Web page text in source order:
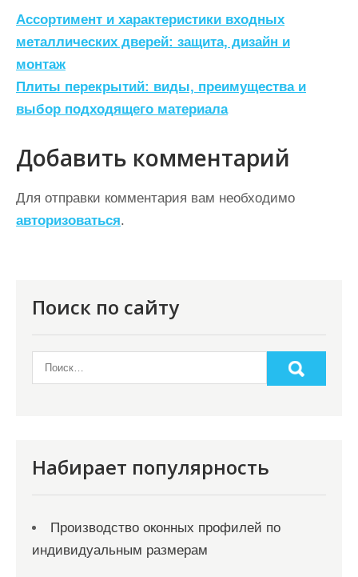
Н
а
в
и
а
ц
и
я
Ассортимент и характеристики входных
металлических дверей: защита, дизайн и
монтаж
Плиты перекрытий: виды, преимущества и
выбор подходящего материала
Добавить комментарий
Для отправки комментария вам необходимо
авторизоваться.
Поиск по сайту
Набирает популярность
Производство оконных профилей по
индивидуальным размерам